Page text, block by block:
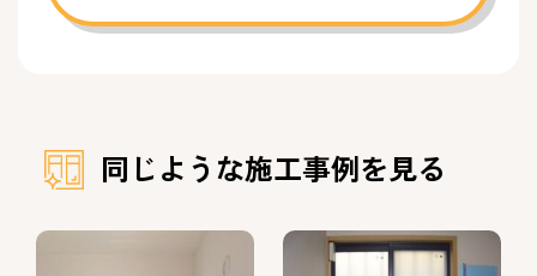
同じような施工事例を見る